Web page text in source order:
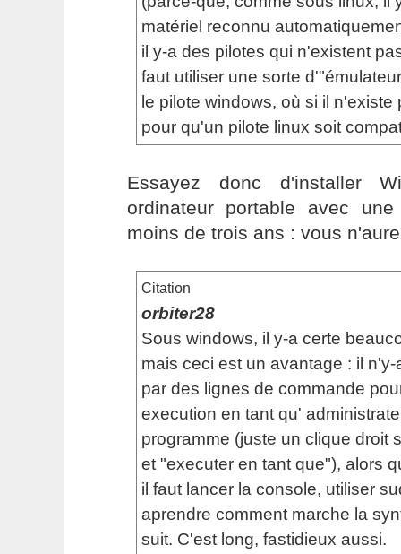
matériel reconnu
il y-a des pilotes qui n'existent
faut utiliser une sorte
le pilote windows, où si il n'existe
pour qu'un pilote linux soit
Essayez donc d'installer
ordinateur portable avec
moins de trois ans : vous
Citation
orbiter28
Sous windows, il y-a certe
mais ceci est un avantage : il
par des lignes de commande
execution en tant qu'
programme (juste un clique droit
et "executer en tant que"), alors
il faut lancer la console, utiliser
aprendre comment marche la
suit. C'est long, fastidieux aussi.